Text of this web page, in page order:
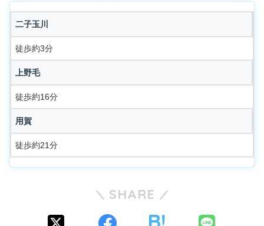
二子玉川
徒歩約3分
上野毛
徒歩約16分
用賀
徒歩約21分
SHARE